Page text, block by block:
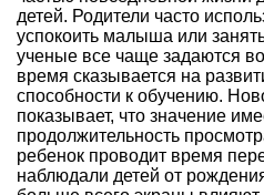
детей. Родители часто
успокоить малыша или
ученые все чаще задаются
время сказывается на
способности к обучению.
показывает, что значение
продолжительность
ребенок проводит время
наблюдали детей от